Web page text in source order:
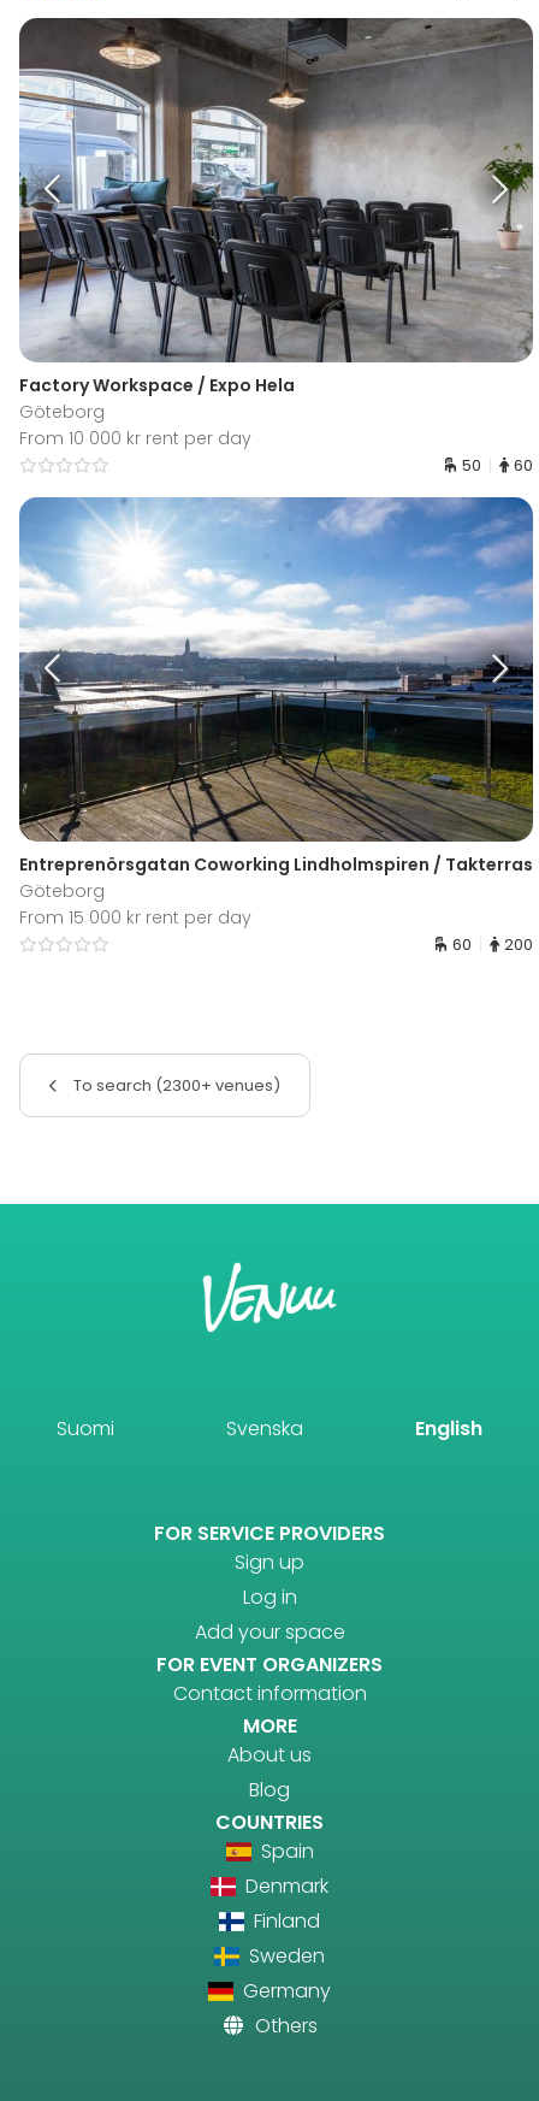
Factory Workspace / Expo Hela
Göteborg
From 10 000 kr rent per day
50 60
Entreprenörsgatan Coworking Lindholmspiren / Takterras
Göteborg
From 15 000 kr rent per day
60 200
To search (2300+ venues)
Suomi Svenska English
FOR SERVICE PROVIDERS
Sign up
Log in
Add your space
FOR EVENT ORGANIZERS
Contact information
MORE
About us
Blog
COUNTRIES
Spain
Denmark
Finland
Sweden
Germany
Others